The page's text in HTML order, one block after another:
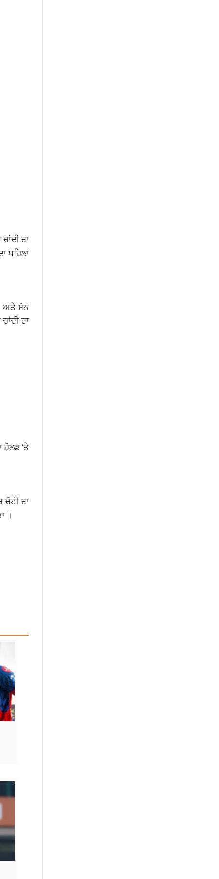
ਦਾ
ਪਹਿਲਾ
ਅਤੇ ਸੋਨ
ਦਾ
ਹੋਲਡ ‘ਤੇ
ਦਾ
।